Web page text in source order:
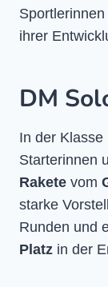
ihrer
DM
In der
Starterinnen
Rakete vom
starke
Runden und
Platz in der